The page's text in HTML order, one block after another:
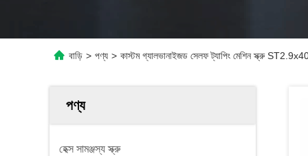
বাড়ি > পণ্য > কাস্টম গ্যালভানাইজড সেলফ ট্যাপিং মেশিন স্ক্রু
পণ্য
হেক্স সামঞ্জস্য স্ক্রু